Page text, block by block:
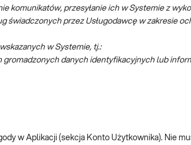
komunikatów, przesyłanie ich w Systemie z
świadczonych przez Usługodawcę w zakresie
w Systemie, tj.:
gromadzonych danych identyfikacyjnych lub
w Aplikacji (sekcja Konto Użytkownika). Nie